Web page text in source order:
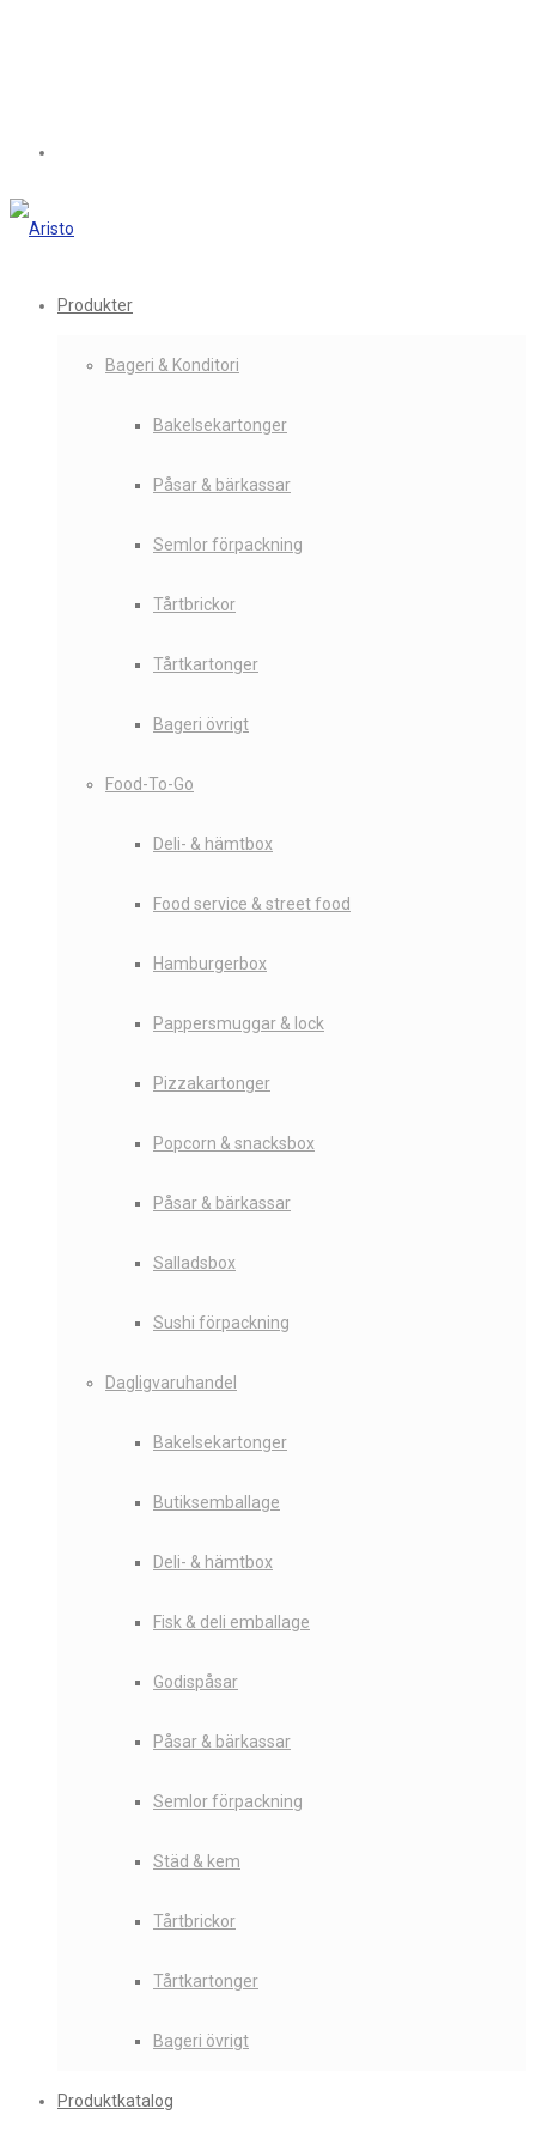
Produkter
Bageri & Konditori
Bakelsekartonger
Påsar & bärkassar
Semlor förpackning
Tårtbrickor
Tårtkartonger
Bageri övrigt
Food-To-Go
Deli- & hämtbox
Food service & street food
Hamburgerbox
Pappersmuggar & lock
Pizzakartonger
Popcorn & snacksbox
Påsar & bärkassar
Salladsbox
Sushi förpackning
Dagligvaruhandel
Bakelsekartonger
Butiksemballage
Deli- & hämtbox
Fisk & deli emballage
Godispåsar
Påsar & bärkassar
Semlor förpackning
Städ & kem
Tårtbrickor
Tårtkartonger
Bageri övrigt
Produktkatalog